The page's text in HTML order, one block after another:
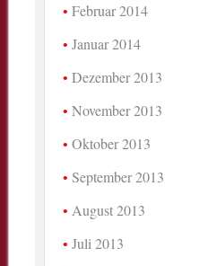
Februar 2014
Januar 2014
Dezember 2013
November 2013
Oktober 2013
September 2013
August 2013
Juli 2013